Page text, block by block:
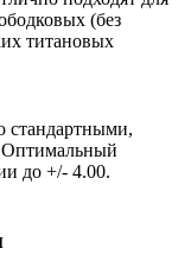
(без
титановых
стандартными,
Оптимальный
до +/- 4.00.